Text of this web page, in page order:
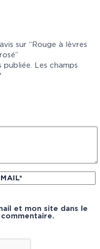
sur “Rouge à lèvres
publiée.
Les champs
et mon site dans le